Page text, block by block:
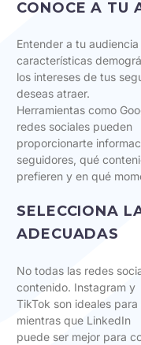
CONOCE A TU
Entender a tu
características
los intereses de tus
deseas atraer.
Herramientas como
redes sociales pueden
proporcionarte
seguidores, qué
prefieren y en qué
SELECCIONA
ADECUADAS
No todas las redes
contenido. Instagram y
TikTok son ideales
mientras que LinkedIn
puede ser mejor para